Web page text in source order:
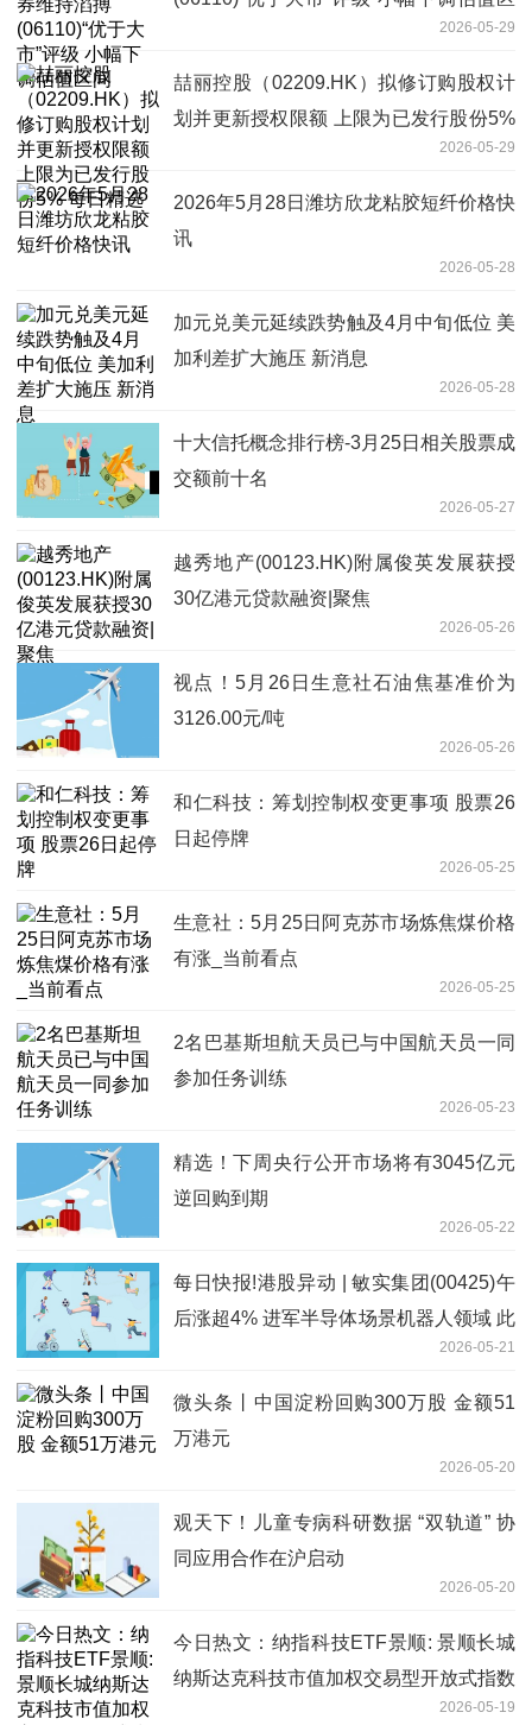
2026-05-29
喆丽控股（02209.HK）拟修订购股权计
划并更新授权限额 上限为已发行股份5%
2026-05-29
2026年5月28日潍坊欣龙粘胶短纤价格快
讯
2026-05-28
加元兑美元延续跌势触及4月中旬低位 美
加利差扩大施压 新消息
2026-05-28
十大信托概念排行榜-3月25日相关股票成
交额前十名
2026-05-27
越秀地产(00123.HK)附属俊英发展获授
30亿港元贷款融资|聚焦
2026-05-26
视点！5月26日生意社石油焦基准价为
3126.00元/吨
2026-05-26
和仁科技：筹划控制权变更事项 股票26
日起停牌
2026-05-25
生意社：5月25日阿克苏市场炼焦煤价格
有涨_当前看点
2026-05-25
2名巴基斯坦航天员已与中国航天员一同
参加任务训练
2026-05-23
精选！下周央行公开市场将有3045亿元
逆回购到期
2026-05-22
每日快报!港股异动 | 敏实集团(00425)午
后涨超4% 进军半导体场景机器人领域 此
前与绿的谐波合作机器人关节模块2026-05-21
微头条丨中国淀粉回购300万股 金额51
万港元
2026-05-20
观天下！儿童专病科研数据 “双轨道” 协
同应用合作在沪启动
2026-05-20
今日热文：纳指科技ETF景顺: 景顺长城
纳斯达克科技市值加权交易型开放式指数
证券投资基金（QDII）二级市场交易价格
2026-05-19